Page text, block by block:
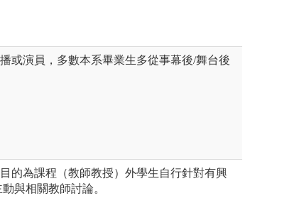
或演員，多數本系畢業生多從事幕後/舞台後
的為課程（教師教授）外學生自行針對有興
與相關教師討論。